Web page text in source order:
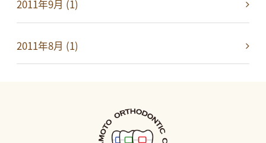
2011年9月 (1)
2011年8月 (1)